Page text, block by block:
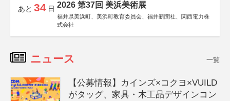
あと 34 日 2026 第37回 美浜美術展
福井県美浜町、美浜町教育委員会、福井新聞社、関西電力株
式会社
ニュース 一覧
【公募情報】カインズ×コクヨ×VUILD
がタッグ、家具・木工品デザインコン